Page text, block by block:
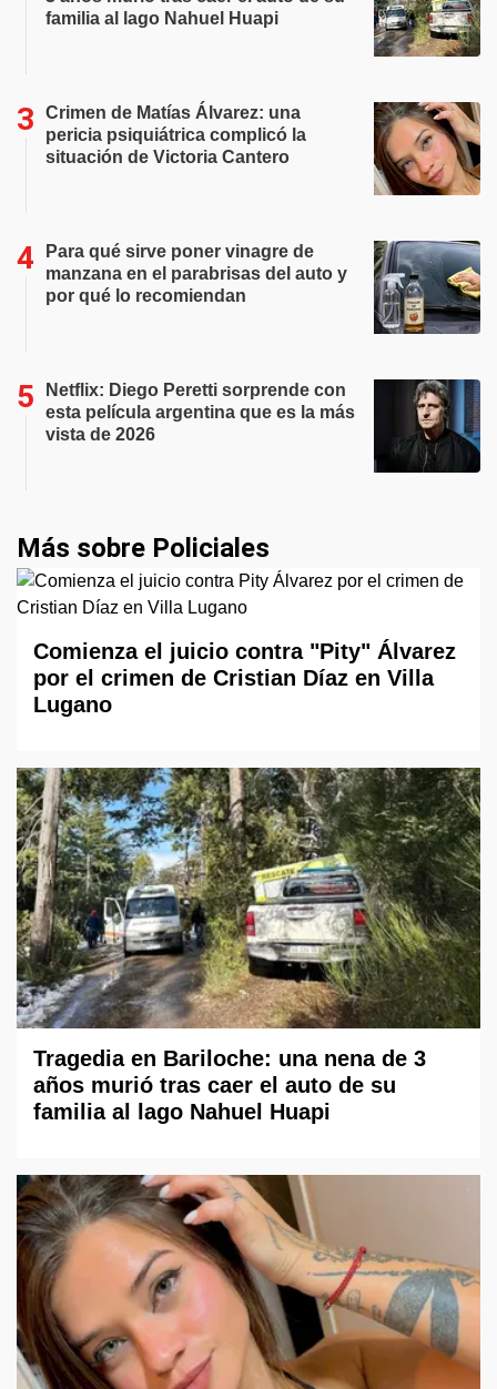
familia al lago Nahuel Huapi
Crimen de Matías Álvarez: una
pericia psiquiátrica complicó la
situación de Victoria Cantero
Para qué sirve poner vinagre de
manzana en el parabrisas del auto y
por qué lo recomiendan
Netflix: Diego Peretti sorprende con
esta película argentina que es la más
vista de 2026
Más sobre Policiales
Comienza el juicio contra "Pity" Álvarez
por el crimen de Cristian Díaz en Villa
Lugano
Tragedia en Bariloche: una nena de 3
años murió tras caer el auto de su
familia al lago Nahuel Huapi